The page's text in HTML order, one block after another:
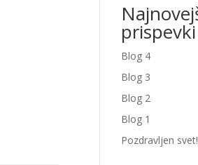
prispevki
Blog 4
Blog 3
Blog 2
Blog 1
Pozdravljen svet!